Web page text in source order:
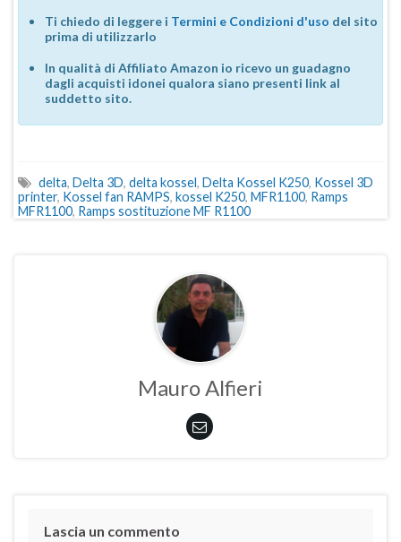
Ti chiedo di leggere i Termini e Condizioni d'uso del sito
prima di utilizzarlo
In qualità di Affiliato Amazon io ricevo un guadagno
dagli acquisti idonei qualora siano presenti link al
suddetto sito.
delta, Delta 3D, delta kossel, Delta Kossel K250, Kossel 3D
printer, Kossel fan RAMPS, kossel K250, MFR1100, Ramps
MFR1100, Ramps sostituzione MF R1100
Mauro Alfieri
Lascia un commento